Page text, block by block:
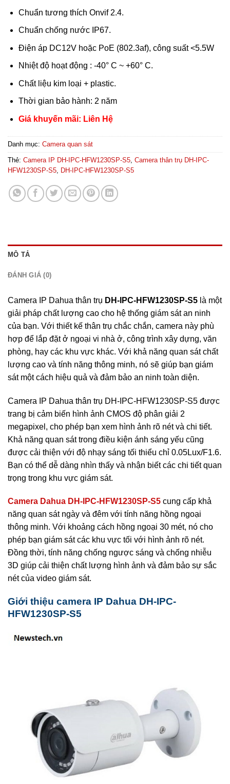
Chuẩn tương thích Onvif 2.4.
Chuẩn chống nước IP67.
Điện áp DC12V hoặc PoE (802.3af), công suất <5.5W
Nhiệt độ hoạt động : -40° C ~ +60° C.
Chất liệu kim loại + plastic.
Thời gian bảo hành: 2 năm
Giá khuyến mãi: Liên Hệ
Danh mục: Camera quan sát
Thẻ: Camera IP DH-IPC-HFW1230SP-S5 Camera thân trụ DH-IPC-
HFW1230SP-S5
DH-IPC-HFW1230SP-S5
MÔ TẢ
ĐÁNH GIÁ (0)
Camera IP Dahua thân trụ DH-IPC-HFW1230SP-S5 là một
giải pháp chất lượng cao cho hệ thống giám sát an ninh
của bạn. Với thiết kế thân trụ chắc chắn, camera này phù
hợp để lắp đặt ở ngoại vi nhà ở, công trình xây dựng, văn
phòng, hay các khu vực khác. Với khả năng quan sát chất
lượng cao và tính năng thông minh, nó sẽ giúp bạn giám
sát một cách hiệu quả và đảm bảo an ninh toàn diện.
Camera IP Dahua thân trụ DH-IPC-HFW1230SP-S5 được
trang bị cảm biến hình ảnh CMOS độ phân giải 2
megapixel, cho phép bạn xem hình ảnh rõ nét và chi tiết.
Khả năng quan sát trong điều kiện ánh sáng yếu cũng
được cải thiện với độ nhạy sáng tối thiểu chỉ 0.05Lux/F1.6.
Bạn có thể dễ dàng nhìn thấy và nhận biết các chi tiết quan
trọng trong khu vực giám sát.
Camera Dahua DH-IPC-HFW1230SP-S5 cung cấp khả
năng quan sát ngày và đêm với tính năng hồng ngoại
thông minh. Với khoảng cách hồng ngoại 30 mét, nó cho
phép bạn giám sát các khu vực tối với hình ảnh rõ nét.
Đồng thời, tính năng chống ngược sáng và chống nhiễu
3D giúp cải thiện chất lượng hình ảnh và đảm bảo sự sắc
nét của video giám sát.
Giới thiệu camera IP Dahua DH-IPC-
HFW1230SP-S5